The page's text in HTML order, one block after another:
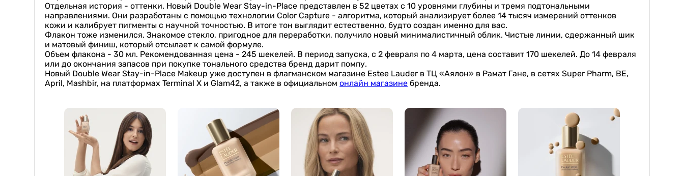
Отдельная история - оттенки. Новый Double Wear Stay-in-Place представлен в 52 цветах с 10 уровнями глубины и тремя подтональными
направлениями. Они разработаны с помощью технологии Color Capture - алгоритма, который анализирует более 14 тысяч измерений оттенков
кожи и калибрует пигменты с научной точностью. В итоге тон выглядит естественно, будто создан именно для вас.
Флакон тоже изменился. Знакомое стекло, пригодное для переработки, получило новый минималистичный облик. Чистые линии, сдержанный шик
и матовый финиш, который отсылает к самой формуле.
Объем флакона - 30 мл. Рекомендованная цена - 245 шекелей. В период запуска, с 2 февраля по 4 марта, цена составит 170 шекелей. До 14 февраля
или до окончания запасов при покупке тонального средства бренд дарит помпу.
Новый Double Wear Stay-in-Place Makeup уже доступен в флагманском магазине Estee Lauder в ТЦ «Аялон» в Рамат Гане, в сетях Super Pharm, BE,
April, Mashbir, на платформах Terminal X и Glam42, а также в официальномонлайн магазине бренда.